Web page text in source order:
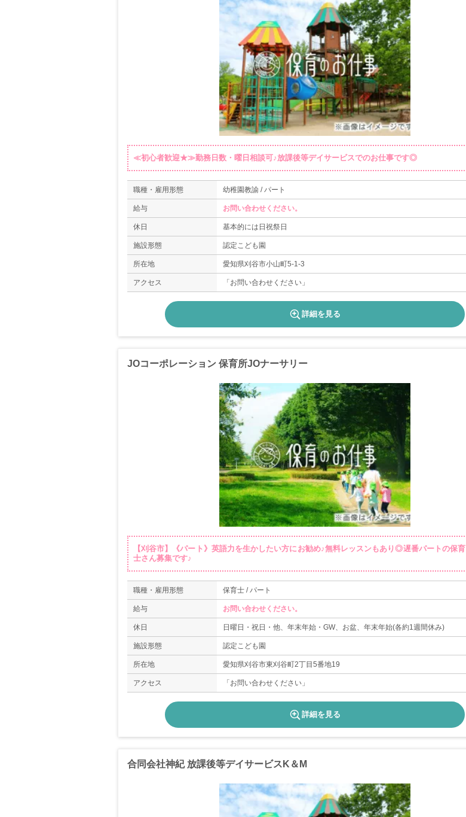
≪初心者歓迎★≫勤務日数・曜日相談可♪放課後等デイサービスでのお仕事です◎
職種・雇用形態 幼稚園教諭 / パート
給与 お問い合わせください。
休日 基本的には日祝祭日
施設形態 認定こども園
所在地 愛知県刈谷市小山町5-1-3
アクセス 「お問い合わせください」
詳細を見る
JOコーポレーション 保育所JOナーサリー
【刈谷市】《パート》英語力を生かしたい方にお勧め♪無料レッスンもあり◎遅番パートの保育
士さん募集です♪
職種・雇用形態 保育士 / パート
給与 お問い合わせください。
休日 日曜日・祝日・他、年末年始・GW、お盆、年末年始(各約1週間休み)
施設形態 認定こども園
所在地 愛知県刈谷市東刈谷町2丁目5番地19
アクセス 「お問い合わせください」
詳細を見る
合同会社神紀 放課後等デイサービスK＆M